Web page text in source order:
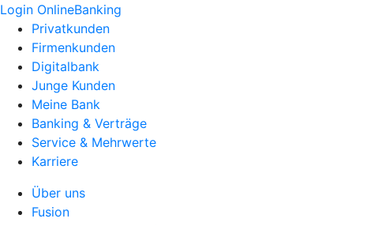
Login OnlineBanking
Privatkunden
Firmenkunden
Digitalbank
Junge Kunden
Meine Bank
Banking & Verträge
Service & Mehrwerte
Karriere
Über uns
Fusion